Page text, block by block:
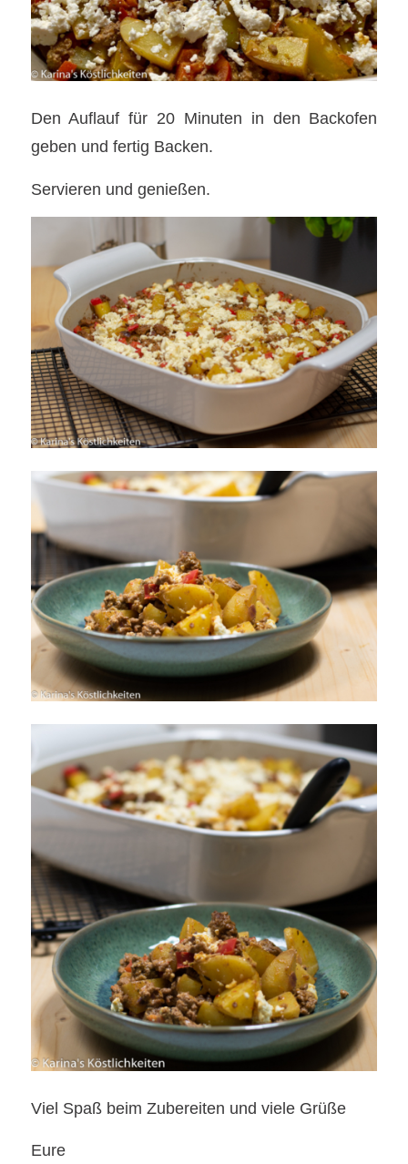
Den Auflauf für 20 Minuten in den Backofen
geben und fertig Backen.
Servieren und genießen.
Viel Spaß beim Zubereiten und viele Grüße
Eure